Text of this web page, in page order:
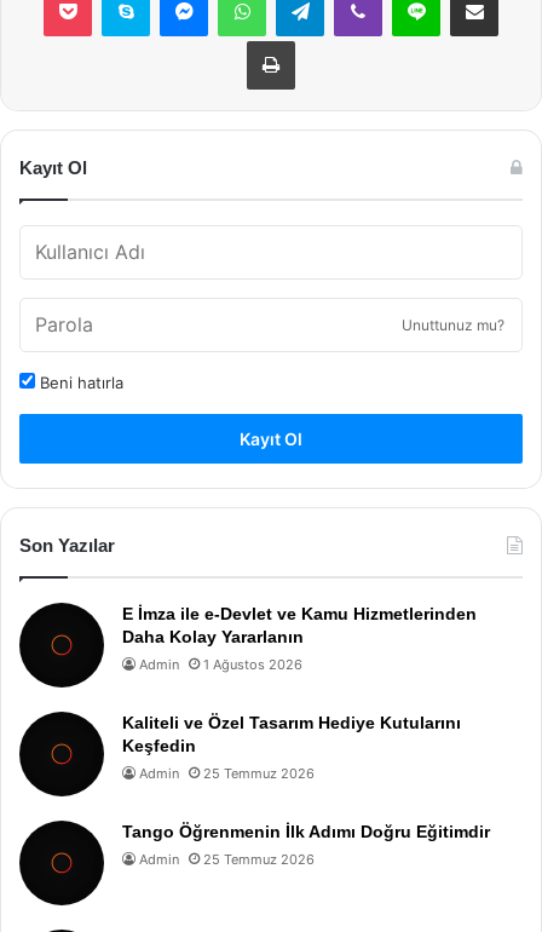
Yazdır
Kayıt Ol
Unuttunuz mu?
Beni hatırla
Kayıt Ol
Son Yazılar
E İmza ile e-Devlet ve Kamu Hizmetlerinden
Daha Kolay Yararlanın
Admin 1 Ağustos 2026
Kaliteli ve Özel Tasarım Hediye Kutularını
Keşfedin
Admin 25 Temmuz 2026
Tango Öğrenmenin İlk Adımı Doğru Eğitimdir
Admin 25 Temmuz 2026